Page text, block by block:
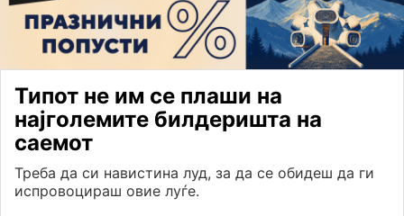
Типот не им се плаши на
најголемите билдеришта на
саемот
Треба да си навистина луд, за да се обидеш да ги
испровоцираш овие луѓе.